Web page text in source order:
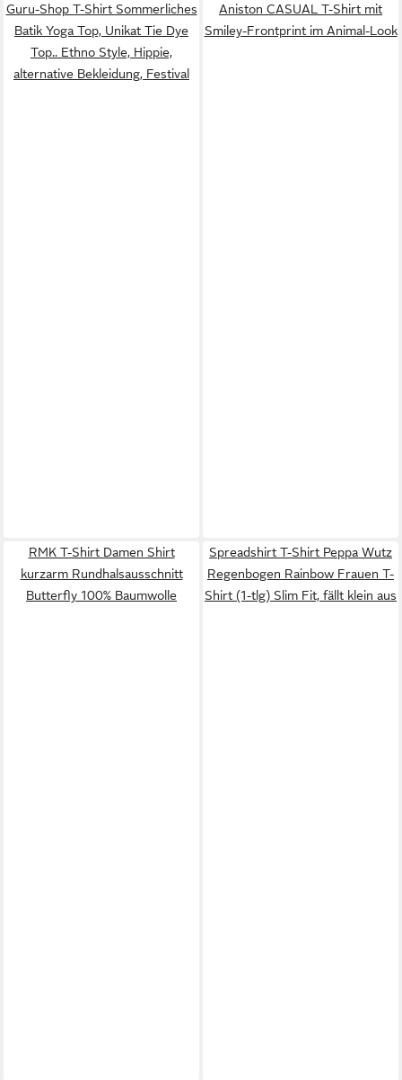
Guru-Shop T-Shirt Sommerliches
Batik Yoga Top, Unikat Tie Dye
Top.. Ethno Style, Hippie,
alternative Bekleidung, Festival
Aniston CASUAL T-Shirt mit
Smiley-Frontprint im Animal-Look
RMK T-Shirt Damen Shirt
kurzarm Rundhalsausschnitt
Butterfly 100% Baumwolle
Spreadshirt T-Shirt Peppa Wutz
Regenbogen Rainbow Frauen T-
Shirt (1-tlg) Slim Fit, fällt klein aus